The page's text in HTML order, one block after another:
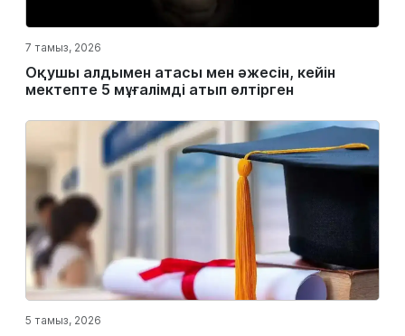
7 тамыз, 2026
Оқушы алдымен атасы мен әжесін, кейін
мектепте 5 мұғалімді атып өлтірген
5 тамыз, 2026